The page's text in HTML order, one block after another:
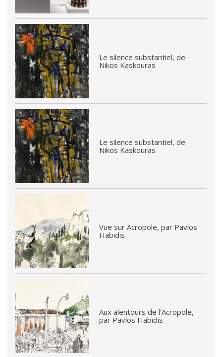
Le silence substantiel, de
Nikos Kaskouras
Le silence substantiel, de
Nikos Kaskouras
Vue sur Acropole, par Pavlos
Habidis
Aux alentours de l’Acropole,
par Pavlos Habidis